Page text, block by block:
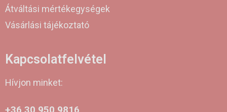
Átváltási mértékegységek
Vásárlási tájékoztató
Kapcsolatfelvétel
Hívjon minket: